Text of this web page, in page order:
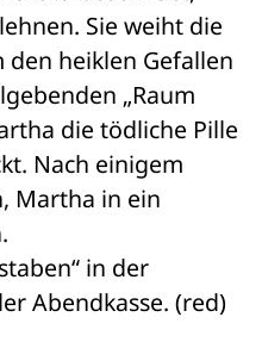
Sie weiht die
den heiklen Gefallen
„Raum
die tödliche Pille
Nach einigem
Martha in ein
in der
Abendkasse. (red)